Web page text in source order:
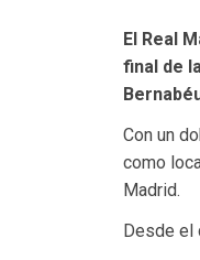
El Real
final de
Con un
como
Madrid.
Desde el